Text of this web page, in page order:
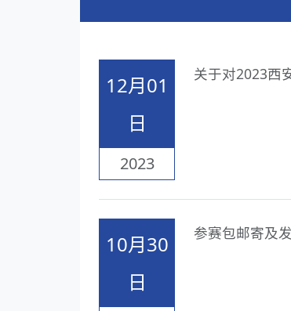
12月01
日
2023
关于对2023西
10月30
日
参赛包邮寄及